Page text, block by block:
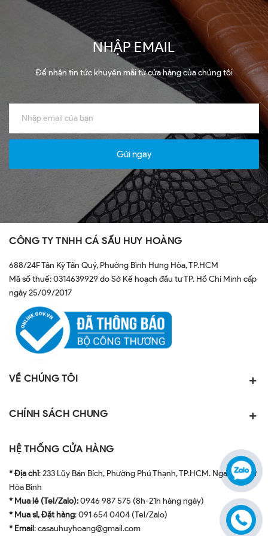
NHẬP EMAIL
Để nhận tin tức khuyến mãi từ cửa hàng của chúng tôi
Gửi ngay
CÔNG TY TNHH CÁ SẤU HUY HOÀNG
688/24F Tân Kỳ Tân Quý, Phường Bình Hưng Hòa, TP.HCM
Mã số thuế: 0314639929 do Sở Kế hoạch đầu tư TP. Hồ Chí Minh cấp
ngày 25/09/2017
VỀ CHÚNG TÔI
CHÍNH SÁCH CHUNG
HỆ THỐNG CỬA HÀNG
* Địa chỉ: 233 Lũy Bán Bích, Phường Phú Thạnh, TP.HCM. Ngay ngã tư
Hòa Bình
* Mua lẻ (Tel/Zalo):0946 987 575 (8h-21h hàng ngày)
* Mua sỉ, Đặt hàng: 091 654 0404 (Tel/Zalo)
* Email: casauhuyhoang@gmail.com